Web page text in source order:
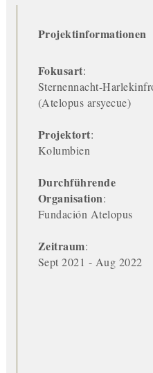
Projektinformationen
Fokusart:
Sternennacht-
(Atelopus arsyecue)
Projektort:
Kolumbien
Durchführende
Organisation:
Fundación Atelopus
Zeitraum:
Sept 2021 - Aug 2022